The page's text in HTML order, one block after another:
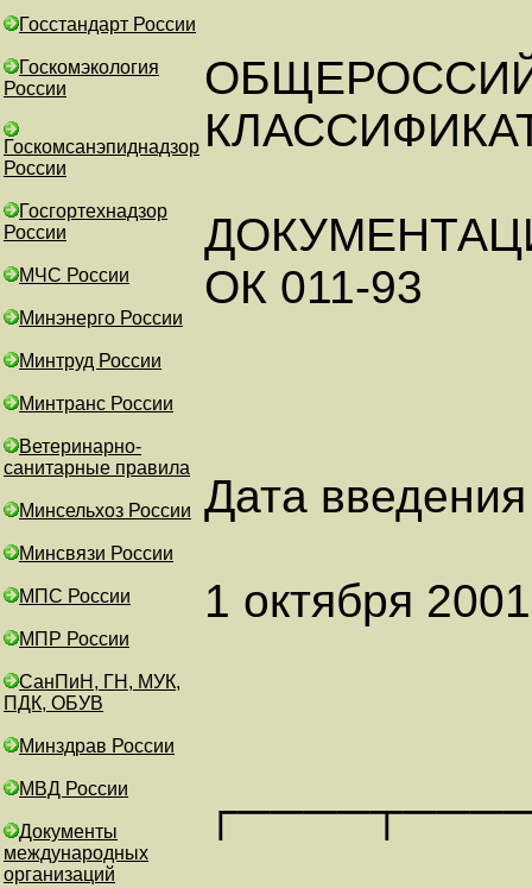
Госстандарт России
Госкомэкология
России
Госкомсанэпиднадзор
России
Госгортехнадзор
России
МЧС России
Минэнерго России
Минтруд России
Минтранс России
Ветеринарно-
санитарные правила
Минсельхоз России
Минсвязи России
МПС России
МПР России
СанПиН, ГН, МУК,
ПДК, ОБУВ
Минздрав России
МВД России
Документы
международных
организаций
ОК 011-93
Дата
1 октября